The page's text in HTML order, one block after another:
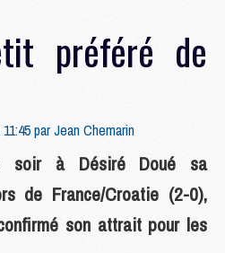
préféré de
parJean Chemarin
soir à Désiré Doué sa
de France/Croatie (2-0),
son attrait pour les